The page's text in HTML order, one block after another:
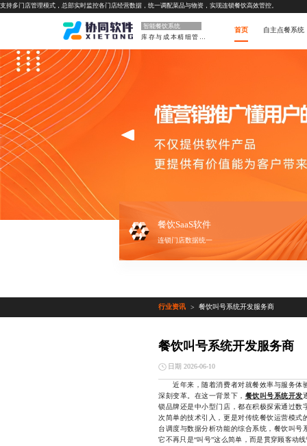
支持多门店管理模式，总部实时监控各门店经营数据，统一调配菜品与物资，实现连锁餐饮高效管控。
智能餐饮系统
首页 自主点餐系统
餐饮SaaS软件
连锁门店数据统一
行业资讯 > 餐饮叫号系统开发服务商
餐饮叫号系统开发服务商
日期 2026-06-10
近年来，随着消费者对就餐效率与服务体
深刻变革。在这一背景下， 餐饮叫号系统开发
锁品牌还是中小型门店，都在积极探索通过
次简单的技术引入，更是对传统餐饮运营模
台调度与数据分析功能的综合系统，餐饮叫
它不再只是“叫号”这么简单，而是贯穿顾客动